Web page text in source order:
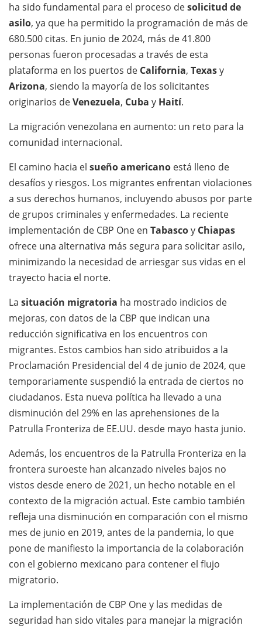
ha sido fundamental para el proceso desolicitud de
asilo, ya que ha permitido la programación de más de
680.500 citas. En junio de 2024, más de 41.800
personas fueron procesadas a través de esta
plataforma en los puertos de California, Texasy
Arizona, siendo la mayoría de los solicitantes
originarios deVenezuela, Cuba y Haití.
La migración venezolana en aumento: un reto para la
comunidad internacional.
El camino hacia el sueño americano está lleno de
desafíos y riesgos. Los migrantes enfrentan violaciones
a sus derechos humanos, incluyendo abusos por parte
de grupos criminales y enfermedades. La reciente
implementación de CBP One en Tabascoy Chiapas
ofrece una alternativa más segura para solicitar asilo,
minimizando la necesidad de arriesgar sus vidas en el
trayecto hacia el norte.
La situación migratoria ha mostrado indicios de
mejoras, con datos de la CBP que indican una
reducción significativa en los encuentros con
migrantes. Estos cambios han sido atribuidos a la
Proclamación Presidencial del 4 de junio de 2024, que
temporariamente suspendió la entrada de ciertos no
ciudadanos. Esta nueva política ha llevado a una
disminución del 29% en las aprehensiones de la
Patrulla Fronteriza de EE.UU. desde mayo hasta junio.
Además, los encuentros de la Patrulla Fronteriza en la
frontera suroeste han alcanzado niveles bajos no
vistos desde enero de 2021, un hecho notable en el
contexto de la migración actual. Este cambio también
refleja una disminución en comparación con el mismo
mes de junio en 2019, antes de la pandemia, lo que
pone de manifiesto la importancia de la colaboración
con el gobierno mexicano para contener el flujo
migratorio.
La implementación de CBP One y las medidas de
seguridad han sido vitales para manejar la migración